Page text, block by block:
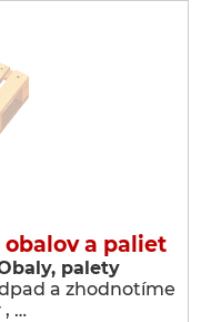
a paliet
palety
a zhodnotíme
, …